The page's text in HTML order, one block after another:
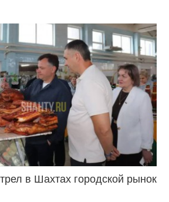
в Шахтах городской рынок